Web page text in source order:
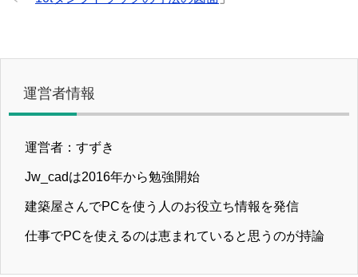
運営者情報
運営者：すずき
Jw_cadは2016年から勉強開始
建築屋さんでPCを使う人のお役立ち情報を発信
仕事でPCを使えるのは恵まれていると思うのが持論